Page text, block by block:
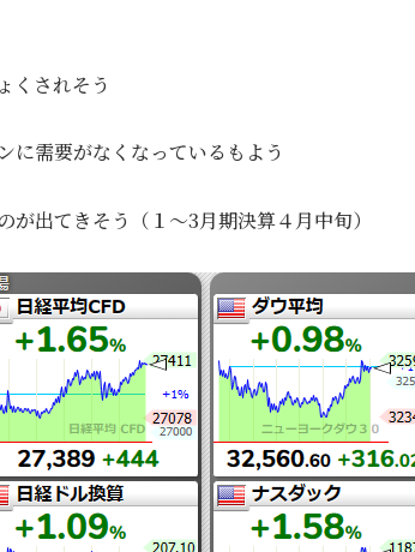
くされそう
に需要がなくなっているもよう
出てきそう（１～3月期決算４月中旬）